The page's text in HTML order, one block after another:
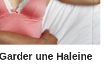
une Haleine